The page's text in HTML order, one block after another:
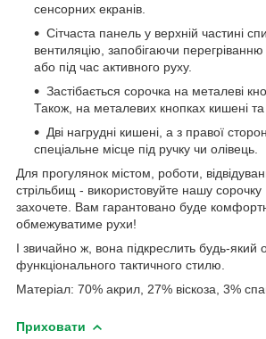
сенсорних екранів.
Сітчаста панель у верхній частині
вентиляцію, запобігаючи
або під час активного руху.
Застібається сорочка на металеві
Також, на металевих кнопках кишені
Дві нагрудні кишені, а з правої
спеціальне місце під ручку чи олівець.
Для прогулянок містом, роботи,
стрільбищ - використовуйте нашу сорочку
захочете. Вам гарантовано буде
обмежуватиме рухи!
І звичайно ж, вона підкреслить будь-який
функціонального тактичного стилю.
Матеріал: 70% акрил, 27% віскоза, 3%
Приховати